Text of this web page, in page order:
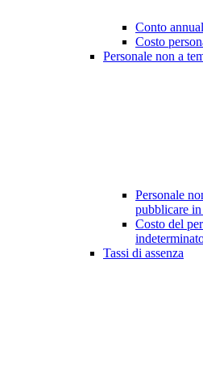
Conto
Costo
Personale non a
Personale
pubblicare
Costo del
Tassi di assenza